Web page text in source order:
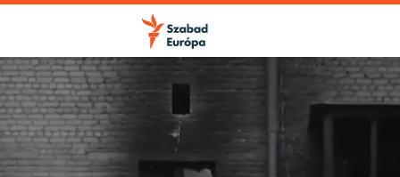
FELIRATKOZÁS